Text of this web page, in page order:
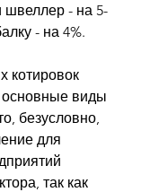
швеллер - на 5-
- на 4%.
котировок
основные виды
безусловно,
для
так как